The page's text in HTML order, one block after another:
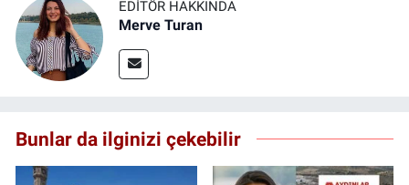
EDITÖR HAKKINDA
Merve Turan
Bunlar da ilginizi çekebilir